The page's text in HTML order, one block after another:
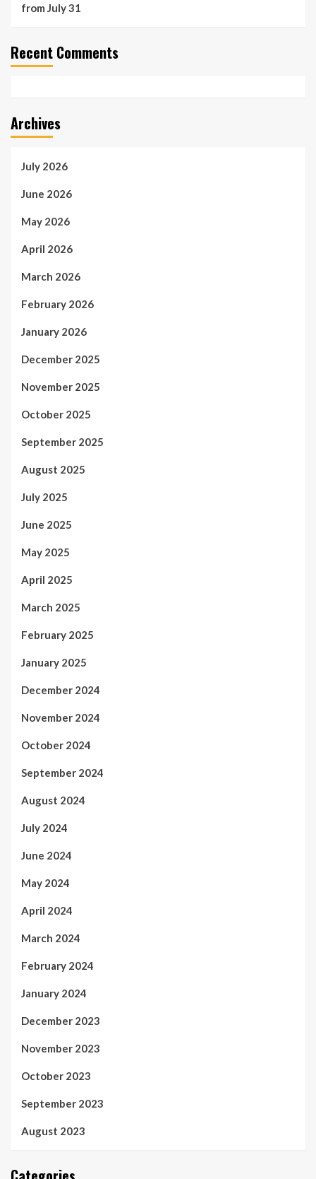
from July 31
Recent Comments
Archives
July 2026
June 2026
May 2026
April 2026
March 2026
February 2026
January 2026
December 2025
November 2025
October 2025
September 2025
August 2025
July 2025
June 2025
May 2025
April 2025
March 2025
February 2025
January 2025
December 2024
November 2024
October 2024
September 2024
August 2024
July 2024
June 2024
May 2024
April 2024
March 2024
February 2024
January 2024
December 2023
November 2023
October 2023
September 2023
August 2023